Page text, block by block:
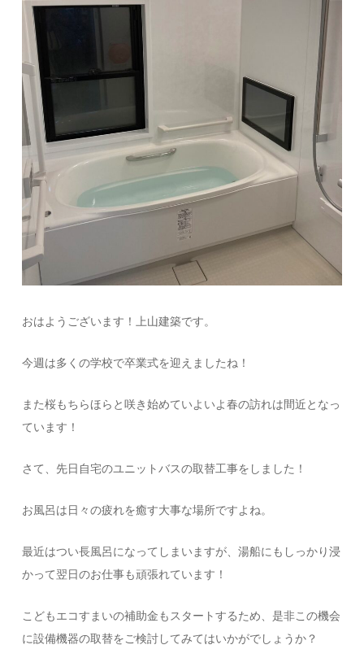
おはようございます！上山建築です。
今週は多くの学校で卒業式を迎えましたね！
また桜もちらほらと咲き始めていよいよ春の訪れは間近となっ
ています！
さて、先日自宅のユニットバスの取替工事をしました！
お風呂は日々の疲れを癒す大事な場所ですよね。
最近はつい長風呂になってしまいますが、湯船にもしっかり浸
かって翌日のお仕事も頑張れています！
こどもエコすまいの補助金もスタートするため、是非この機会
に設備機器の取替をご検討してみてはいかがでしょうか？